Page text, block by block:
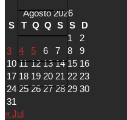
Agosto 2026
S
T Q Q S S
D
1
2
3
4 5 6 7 8
9
10 11 12 13 14 15 16
17 18 19 20 21 22 23
24 25 26 27 28 29 30
31
« Jul